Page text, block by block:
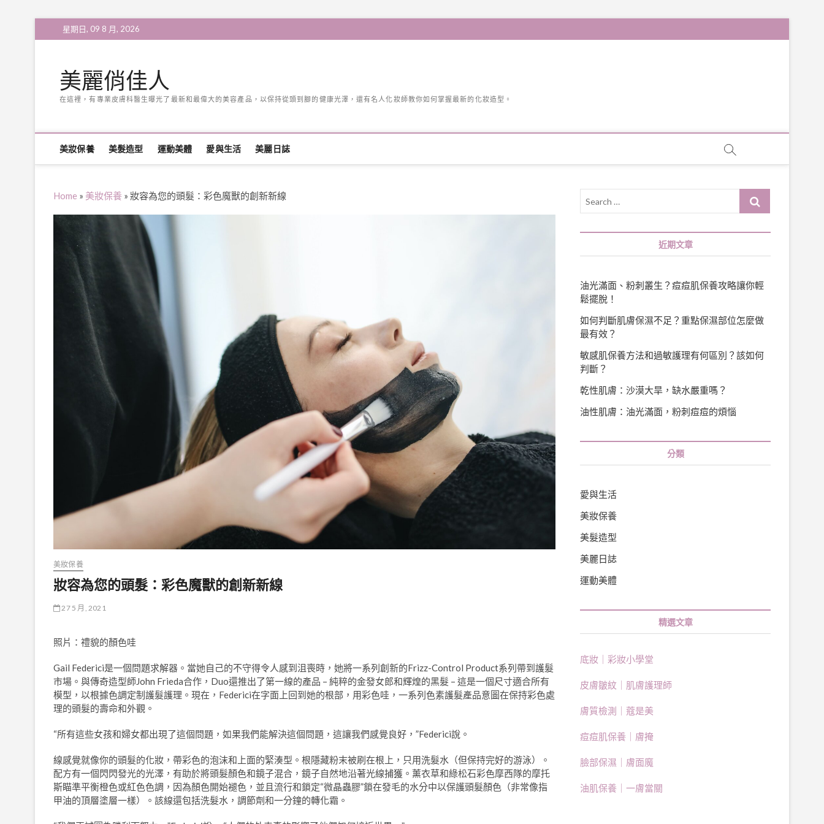
to
星期日, 09 8 月, 2026
美麗俏佳人
在這裡，有專業皮膚科醫生曝光了最新和最偉大的美容產品，以保持從頭到腳的健康光澤，還有名人化妝師教你如何掌握最新的化妝造型。
美妝保養 美髮造型 運動美體 愛與生活 美麗日誌
Home » 美妝保養 » 妝容為您的頭髮：彩色魔獸的創新新線
美妝保養
妝容為您的頭髮：彩色魔獸的創新新線
27 5 月, 2021
照片：禮貌的顏色哇
Gail Federici是一個問題求解器。當她自己的不守得令人感到沮喪時，她將一系列創新的Frizz-Control Product系列帶到護髮
市場。與傳奇造型師John Frieda合作，Duo還推出了第一線的產品 – 純粹的金發女郎和輝煌的黑髮 – 這是一個尺寸適合所有
模型，以根據色調定制護髮護理。現在，Federici在字面上回到她的根部，用彩色哇，一系列色素護髮產品意圖在保持彩色處
理的頭髮的壽命和外觀。
“所有這些女孩和婦女都出現了這個問題，如果我們能解決這個問題，這讓我們感覺良好，”Federici說。
線感覺就像你的頭髮的化妝，帶彩色的泡沫和上面的緊湊型。根隱藏粉末被刷在根上，只用洗髮水（但保持完好的游泳）。
配方有一個閃閃發光的光澤，有助於將頭髮顏色和鏡子混合，鏡子自然地沿著光線捕獲。薰衣草和綠松石彩色摩西隊的摩托
斯瞄準平衡橙色或紅色色調，因為顏色開始褪色，並且流行和鎖定“微晶蟲膠”鎖在發毛的水分中以保護頭髮顏色（非常像指
甲油的頂層塗層一樣）。該線還包括洗髮水，調節劑和一分鐘的轉化霜。
Search
近期文章
油光滿面、粉刺叢生？痘痘肌保養攻略讓你輕
鬆擺脫！
如何判斷肌膚保濕不足？重點保濕部位怎麼做
最有效？
敏感肌保養方法和過敏護理有何區別？該如何
判斷？
乾性肌膚：沙漠大旱，缺水嚴重嗎？
油性肌膚：油光滿面，粉刺痘痘的煩惱
分類
愛與生活
美妝保養
美髮造型
美麗日誌
運動美體
精選文章
底妝｜彩妝小學堂
皮膚皺紋｜肌膚護理師
膚質檢測｜蔻是美
痘痘肌保養｜膚掩
臉部保濕｜膚面魔
油肌保養｜一膚當關